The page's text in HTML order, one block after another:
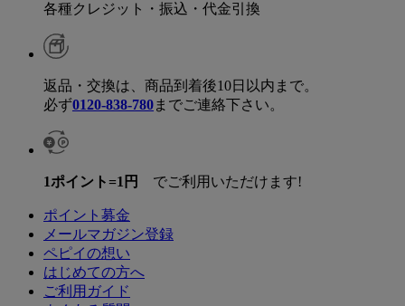
各種クレジット・振込・代金引換
返品・交換は、商品到着後10日以内まで。
必ず0120-838-780までご連絡下さい。
1ポイント=1円 でご利用いただけます!
ポイント募金
メールマガジン登録
ペピイの想い
はじめての方へ
ご利用ガイド